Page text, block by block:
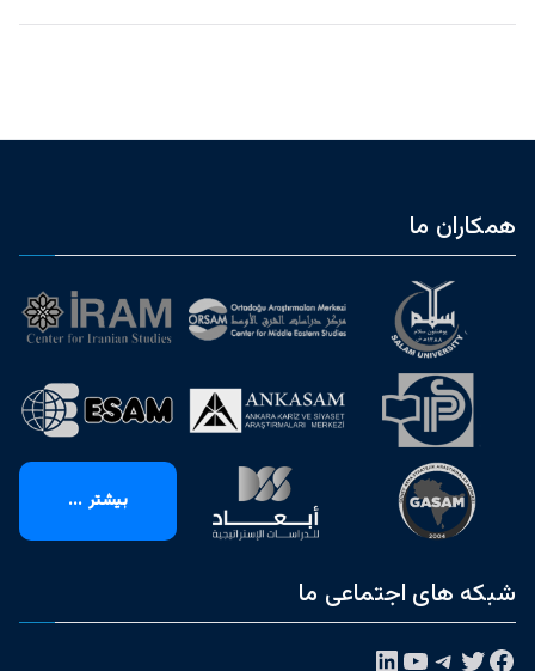
همکاران ما
بیشتر ...
شبکه های اجتماعی ما
فیس‌بوکتوییتر تلگرام یوتیوبلینکداین